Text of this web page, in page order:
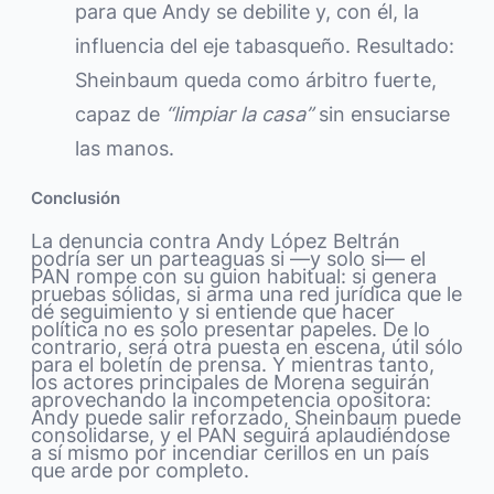
para que Andy se debilite y, con él, la
influencia del eje tabasqueño. Resultado:
Sheinbaum queda como árbitro fuerte,
capaz de “limpiar la casa”sin ensuciarse
las manos.
Conclusión
La denuncia contra Andy López Beltrán
podría ser un parteaguas si —y solo si— el
PAN rompe con su guion habitual: si genera
pruebas sólidas, si arma una red jurídica que le
dé seguimiento y si entiende que hacer
política no es solo presentar papeles. De lo
contrario, será otra puesta en escena, útil sólo
para el boletín de prensa. Y mientras tanto,
los actores principales de Morena seguirán
aprovechando la incompetencia opositora:
Andy puede salir reforzado, Sheinbaum puede
consolidarse, y el PAN seguirá aplaudiéndose
a sí mismo por incendiar cerillos en un país
que arde por completo.